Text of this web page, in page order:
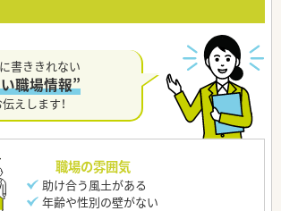
書ききれない
職場情報”
えします！
職場の雰囲気
助け合う風土がある
年齢や性別の壁がない